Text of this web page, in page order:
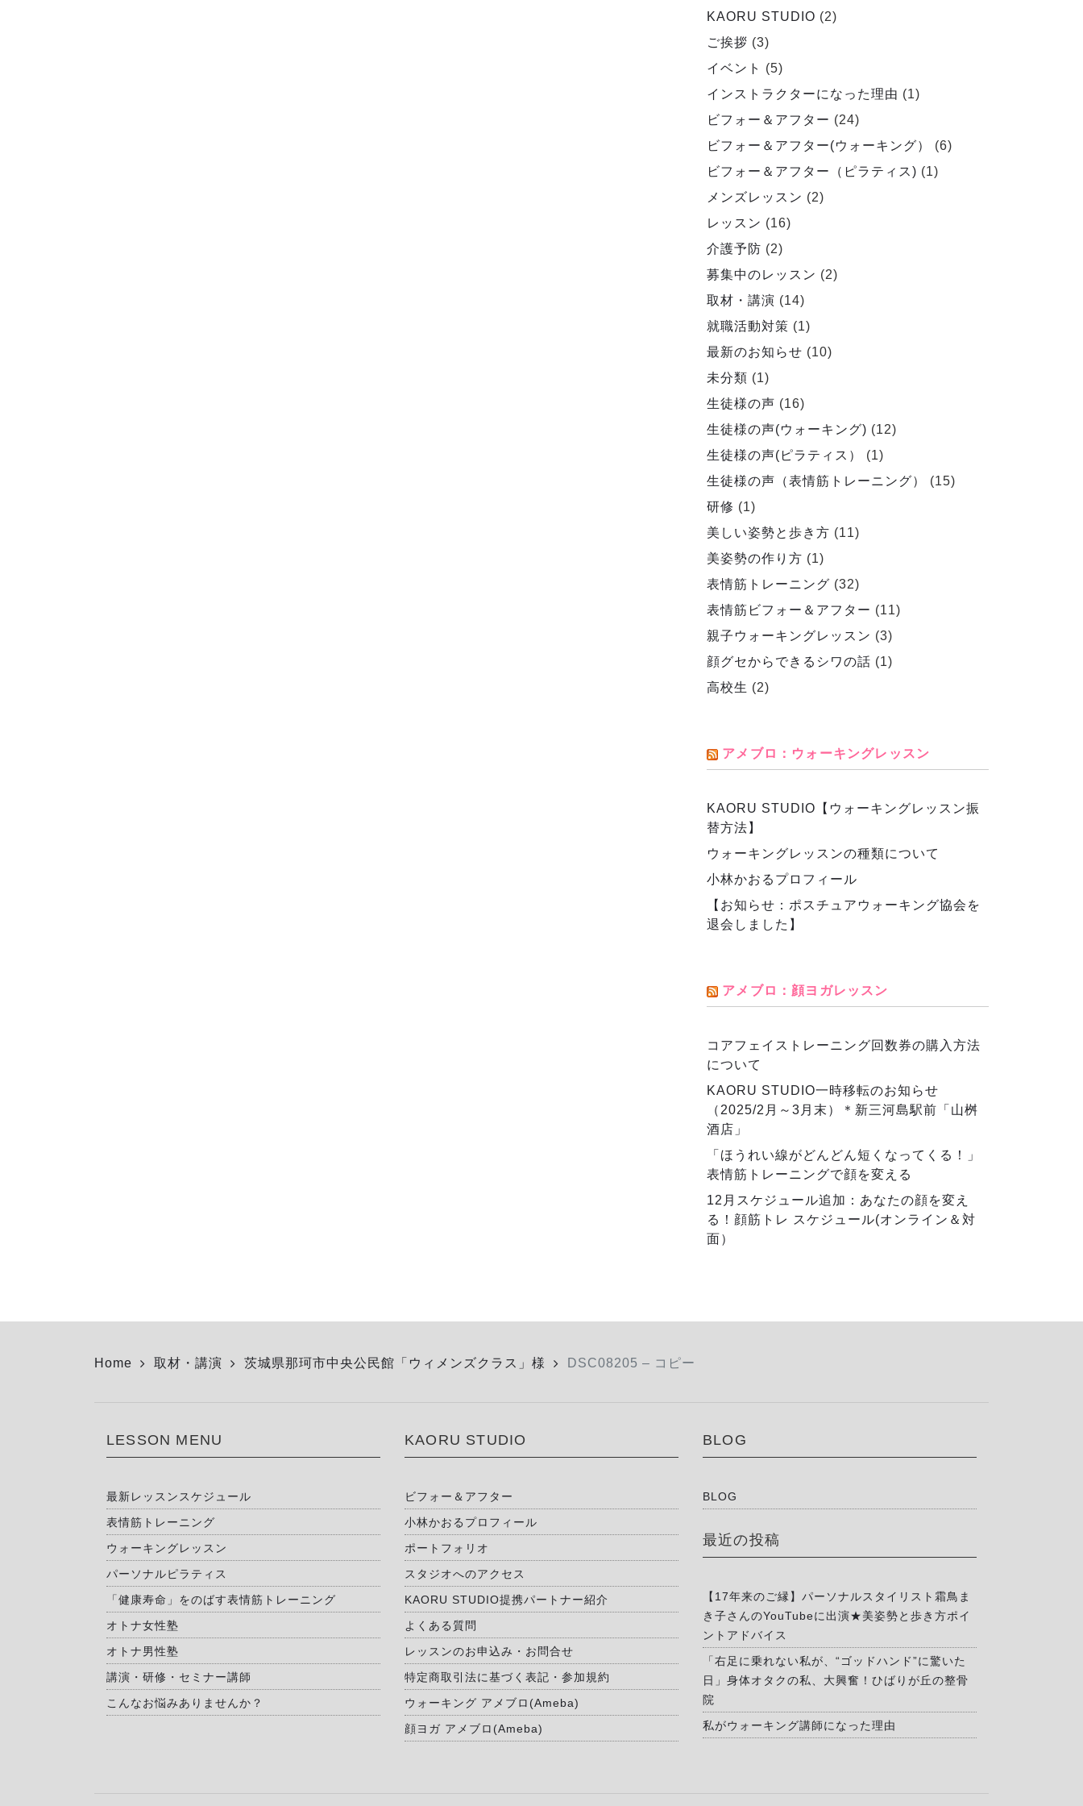
KAORU STUDIO (2)
ご挨拶 (3)
イベント
(5)
インストラクターになった理由 (1)
ビフォー＆アフター (24)
ビフォー＆アフター(ウォーキング）
(6)
ビフォー＆アフター（ピラティス) (1)
メンズレッスン (2)
レッスン (16)
介護予防 (2)
募集中のレッスン (2)
取材・講演 (14)
就職活動対策 (1)
最新のお知らせ (10)
未分類 (1)
生徒様の声 (16)
生徒様の声(ウォーキング) (12)
生徒様の声(ピラティス）
(1)
生徒様の声（表情筋トレーニング）
(15)
研修 (1)
美しい姿勢と歩き方 (11)
美姿勢の作り方 (1)
表情筋トレーニング (32)
表情筋ビフォー＆アフター (11)
親子ウォーキングレッスン (3)
顔グセからできるシワの話 (1)
高校生 (2)
アメブロ：ウォーキングレッスン
KAORU STUDIO【ウォーキングレッスン振
替方法】
ウォーキングレッスンの種類について
小林かおるプロフィール
【お知らせ：ポスチュアウォーキング協会を
退会しました】
アメブロ：顔ヨガレッスン
コアフェイストレーニング回数券の購入方法
について
KAORU STUDIO一時移転のお知らせ
（2025/2月～3月末）＊新三河島駅前「山桝
酒店」
「ほうれい線がどんどん短くなってくる！」
表情筋トレーニングで顔を変える
12月スケジュール追加：あなたの顔を変え
る！顔筋トレ スケジュール(オンライン＆対
面）
Home 取材・講演 茨城県那珂市中央公民館「ウィメンズクラス」様 DSC08205 – コピー
LESSON MENU
最新レッスンスケジュール
表情筋トレーニング
ウォーキングレッスン
パーソナルピラティス
「健康寿命」をのばす表情筋トレーニング
オトナ女性塾
オトナ男性塾
講演・研修・セミナー講師
こんなお悩みありませんか？
KAORU STUDIO
ビフォー＆アフター
小林かおるプロフィール
ポートフォリオ
スタジオへのアクセス
KAORU STUDIO提携パートナー紹介
よくある質問
レッスンのお申込み・お問合せ
特定商取引法に基づく表記・参加規約
ウォーキング アメブロ(Ameba)
顔ヨガ アメブロ(Ameba)
BLOG
BLOG
最近の投稿
【17年来のご縁】パーソナルスタイリスト霜鳥ま
き子さんのYouTubeに出演★美姿勢と歩き方ポイ
ントアドバイス
「右足に乗れない私が、“ゴッドハンド”に驚いた
日」身体オタクの私、大興奮！ひばりが丘の整骨
院
私がウォーキング講師になった理由